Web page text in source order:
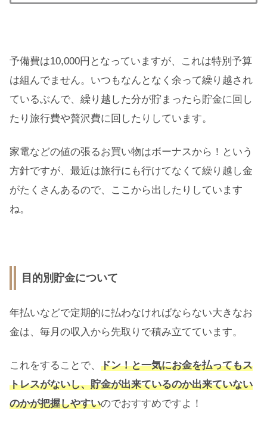
予備費は10,000円となっていますが、これは特別予算
は組んでません。いつもなんとなく余って繰り越され
ているぶんで、繰り越した分が貯まったら貯金に回し
たり旅行費や贅沢費に回したりしています。
家電などの値の張るお買い物はボーナスから！という
方針ですが、最近は旅行にも行けてなくて繰り越し金
がたくさんあるので、ここから出したりしています
ね。
目的別貯金について
年払いなどで定期的に払わなければならない大きなお
金は、毎月の収入から先取りで積み立てています。
これをすることで、 ドン！と一気にお金を払ってもス
トレスがないし、貯金が出来ているのか出来ていない
のかが把握しやすいのでおすすめですよ！